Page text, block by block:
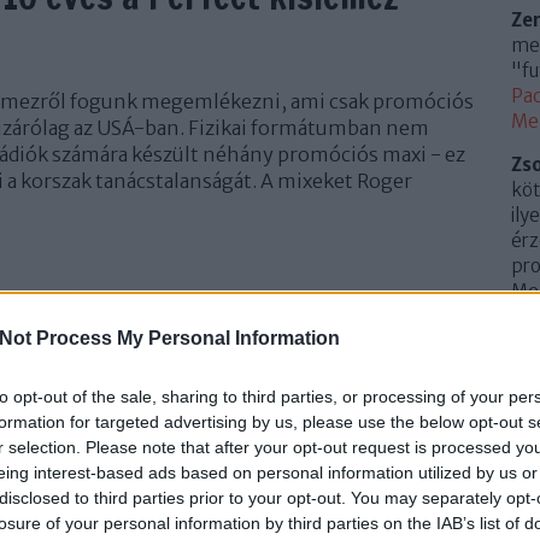
Process My Personal Information
opt-out of the sale, sharing to third parties, or processing of your
for targeted advertising by us, please use the below opt-out
selection. Please note that after your opt-out request is processed
interest-based ads based on personal information utilized by us
to third parties prior to your opt-out. You may separately
of your personal information by third parties on the IAB’s list of
fogunk megemlékezni, ami csak promóciós
az USÁ-ban. Fizikai formátumban nem
számára készült néhány promóciós maxi - ez
korszak tanácstalanságát. A mixeket Roger
sanchez 2009 kiadvány perfect jubileum 2019
digitális
to feed sounds of the universe fragile tension jody den
broeder ralphi rosario craig j
.